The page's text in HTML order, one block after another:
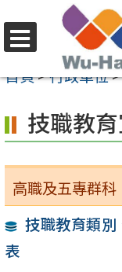
至
內
容
區
選
單
首頁>行政單位
技職教
高職及五專群科
技職教育類
表